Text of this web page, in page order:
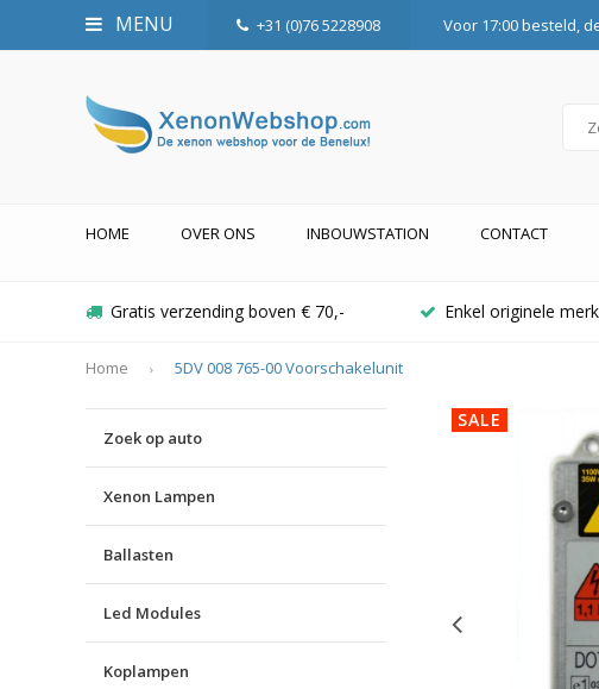
MENU +31 (0)76 5228908 Voor 17:00 besteld,
HOME OVER ONS INBOUWSTATION CONTACT
Gratis verzending boven € 70,- Enkel originele
Home 5DV 008 765-00 Voorschakelunit
Zoek op auto
Xenon Lampen
Ballasten
Led Modules
Koplampen
SALE